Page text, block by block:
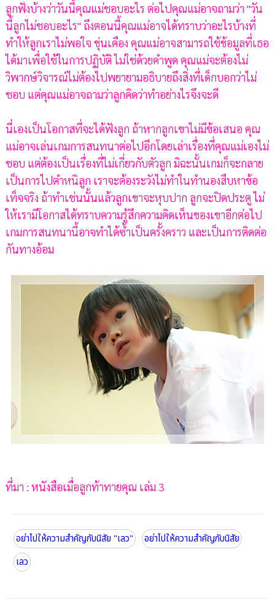
ลูกฟังบ้างว่าวันนี้คุณแม่ชอบอะไร ต่อไปคุณแม่อาจถามว่า "วัน
นี้ลูกไม่ชอบอะไร" ถึงตอนนี้คุณแม่อาจได้ทราบว่าอะไรบ้างที่
ทำให้ลูกเราไม่พอใจ ขุ่นเคือง คุณแม่อาจสามารถใช้ข้อมูลที่เธอ
ได้มาเพื่อใช้ในการปฏิบัติ ไม่ใช่ด้วยคำพูด คุณแม่จะต้องไม่
วิพากษ์วิจารณ์ไม่ต้องไปพยายามอธิบายถึงสิ่งที่เด็กบอกว่าไม่
ชอบ แต่คุณแม่อาจถามว่าลูกคิดว่าทำอย่างไรจึงจะดี
นี่เองเป็นโอกาสที่จะได้ฟังลูก ถ้าหากลูกเขาไม่มีข้อเสนอ คุณ
แม่อาจเล่นเกมการสนทนาต่อไปอีกโดยเล่าเรื่องที่คุณแม่เองไม่
ชอบ แต่ต้องเป็นเรื่องที่ไม่เกี่ยวกับตัวลูก มิฉะนั้นเกมก็จะกลาย
เป็นการไปตำหนิลูก เราจะต้องระวังไม่ทำในทำนองสืบหาข้อ
เท็จจริง ถ้าทำเช่นนั้นแล้วลูกเขาจะหุบปาก ลูกจะปิดประตู ไม่
ให้เรามีโอกาสได้ทราบความรู้สึกความคิดเห็นของเขาอีกต่อไป
เกมการสนทนานี้อาจทำได้ซ้ำเป็นครั้งคราว และเป็นการติดต่อ
กันทางอ้อม
ที่มา : หนังสือเมื่อลูกท้าทายคุณ เล่ม 3
อย่าไปให้ความสำคัญกับนิสัย "เลว"
อย่าไปให้ความสำคัญกับนิสัย
เลว